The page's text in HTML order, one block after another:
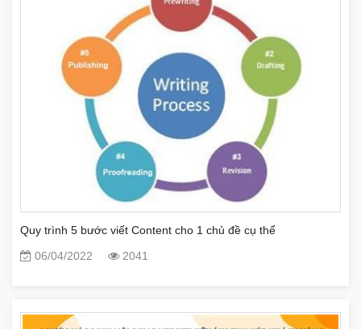
Quy trình 5 bước viết Content cho 1 chủ đề cụ thể
06/04/2022
2041